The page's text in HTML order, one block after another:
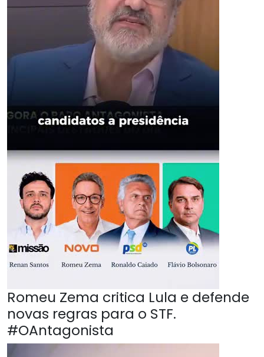
Romeu Zema critica Lula e defende
novas regras para o STF.
#OAntagonista